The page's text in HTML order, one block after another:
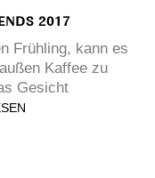
2017
Frühling, kann es
Kaffee zu
Gesicht